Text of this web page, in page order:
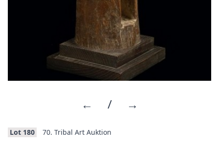
← / →
Lot 180 70. Tribal Art Auktion